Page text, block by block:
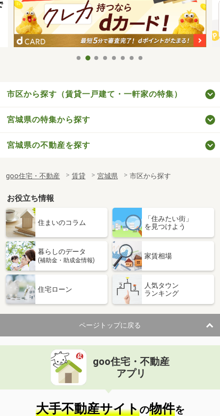
市区から探す（賃貸一戸建て・一軒家の特集）
宮城県の特集から探す
宮城県の不動産を探す
goo住宅・不動産 賃貸 宮城県 市区から探す
お役立ち情報
住まいのコラム
「住みたい街」
を見つけよう
暮らしのデータ
(補助金・助成金情報)
家賃相場
住宅ローン
人気タウン
ランキング
ページトップに戻る
goo住宅・不動産
アプリ
大手不動産サイトの物件を